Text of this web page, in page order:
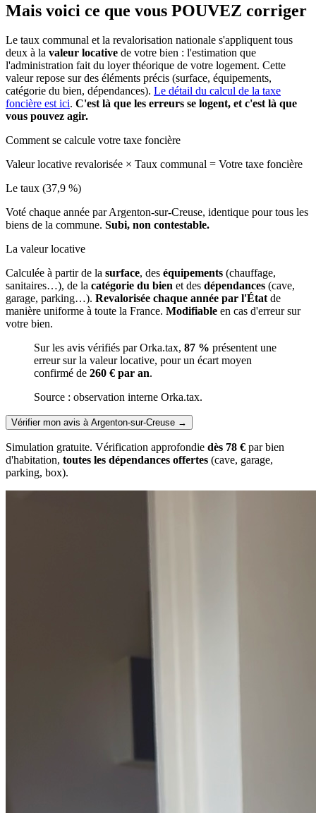
Mais voici ce que vous POUVEZ corriger
Le taux communal et la revalorisation nationale s'appliquent tous
deux à la valeur locative de votre bien : l'estimation que
l'administration fait du loyer théorique de votre logement. Cette
valeur repose sur des éléments précis (surface, équipements,
catégorie du bien, dépendances). Le détail du calcul de la taxe
foncière est ici. C'est là que les erreurs se logent, et c'est là que
vous pouvez agir.
Comment se calcule votre taxe foncière
Valeur locative revalorisée × Taux communal = Votre taxe foncière
Le taux (37,9 %)
Voté chaque année par Argenton-sur-Creuse, identique pour tous les
biens de la commune. Subi, non contestable.
La valeur locative
Calculée à partir de la surface, des équipements (chauffage,
sanitaires…), de la catégorie du bien et des dépendances (cave,
garage, parking…). Revalorisée chaque année par l'Étatde
manière uniforme à toute la France. Modifiable en cas d'erreur sur
votre bien.
Sur les avis vérifiés par Orka.tax, 87 % présentent une
erreur sur la valeur locative, pour un écart moyen
confirmé de 260 € par an.
Source : observation interne Orka.tax.
Vérifier mon avis à Argenton-sur-Creuse →
Simulation gratuite. Vérification approfondie dès 78 € par bien
d'habitation, toutes les dépendances offertes (cave, garage,
parking, box).